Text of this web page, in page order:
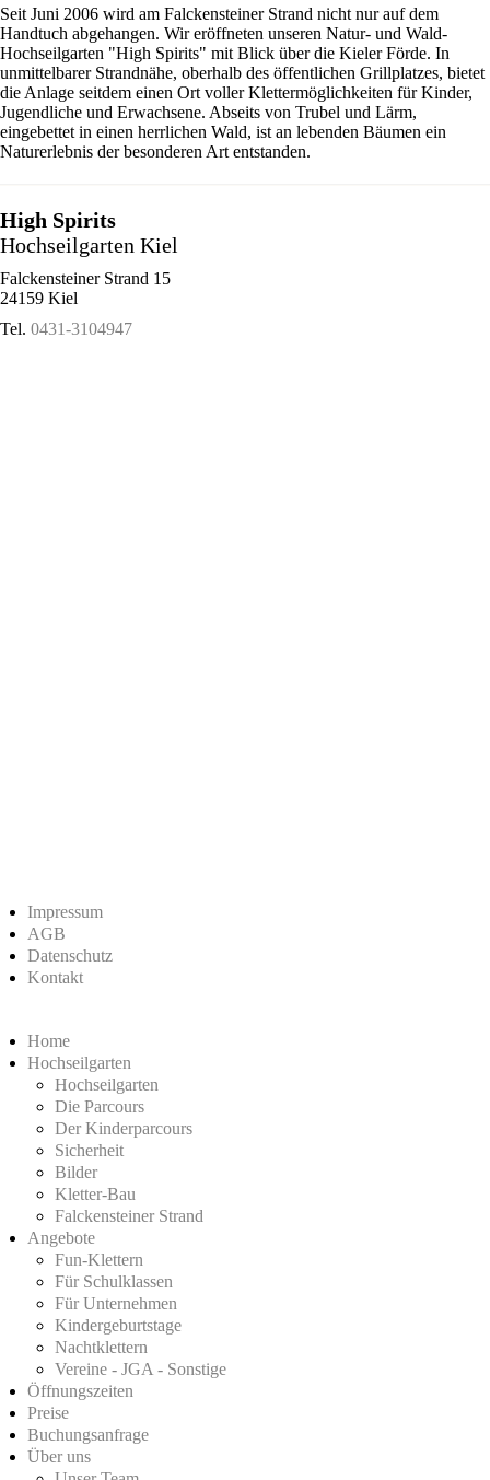
Seit Juni 2006 wird am Falckensteiner Strand nicht nur auf dem
Handtuch abgehangen. Wir eröffneten unseren Natur- und Wald-
Hochseilgarten "High Spirits" mit Blick über die Kieler Förde. In
unmittelbarer Strandnähe, oberhalb des öffentlichen Grillplatzes, bietet
die Anlage seitdem einen Ort voller Klettermöglichkeiten für Kinder,
Jugendliche und Erwachsene. Abseits von Trubel und Lärm,
eingebettet in einen herrlichen Wald, ist an lebenden Bäumen ein
Naturerlebnis der besonderen Art entstanden.
High Spirits
Hochseilgarten Kiel
Falckensteiner Strand 15
24159 Kiel
Tel. 0431-3104947
Impressum
AGB
Datenschutz
Kontakt
Home
Hochseilgarten
Hochseilgarten
Die Parcours
Der Kinderparcours
Sicherheit
Bilder
Kletter-Bau
Falckensteiner Strand
Angebote
Fun-Klettern
Für Schulklassen
Für Unternehmen
Kindergeburtstage
Nachtklettern
Vereine - JGA - Sonstige
Öffnungszeiten
Preise
Buchungsanfrage
Über uns